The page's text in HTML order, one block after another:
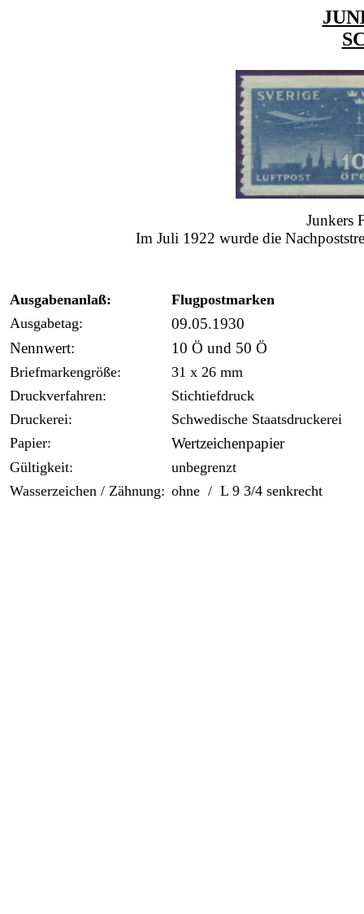
Junkers
Im Juli 1922 wurde die
Ausgabenanlaß:
Flugpostmarken
Ausgabetag:
09.05.1930
Nennwert:
10 Ö und 50 Ö
Briefmarkengröße:
31 x 26 mm
Druckverfahren:
Stichtiefdruck
Druckerei:
Schwedische Staatsdruckerei
Papier:
Wertzeichenpapier
Gültigkeit:
unbegrenzt
Wasserzeichen / Zähnung: ohne / L 9 3/4 senkrecht